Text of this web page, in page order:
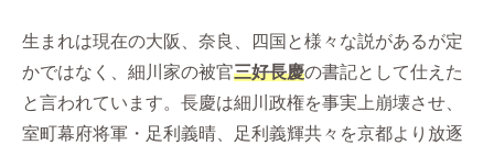
生まれは現在の大阪、奈良、四国と様々な説があるが定
かではなく、細川家の被官三好長慶の書記として仕えた
と言われています。長慶は細川政権を事実上崩壊させ、
室町幕府将軍・足利義晴、足利義輝共々を京都より放逐